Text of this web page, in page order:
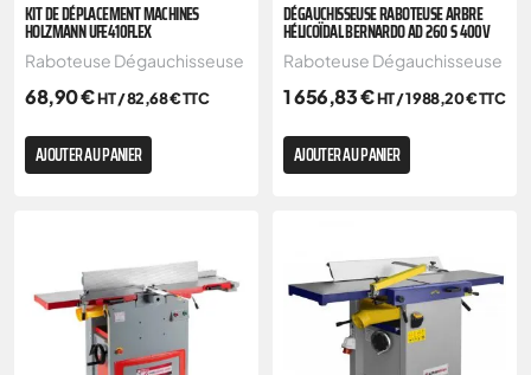
KIT DE DÉPLACEMENT MACHINES
HOLZMANN UFE410FLEX
Raboteuse Dégauchisseuse
68,90€HT /82,68€TTC
AJOUTER AU PANIER
DÉGAUCHISSEUSE RABOTEUSE ARBRE
HÉLICOÏDAL BERNARDO AD 260 S 400V
Raboteuse Dégauchisseuse
1 656,83€HT /1 988,20€TTC
AJOUTER AU PANIER